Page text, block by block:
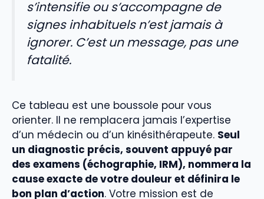
s’intensifie ou s’accompagne de
signes inhabituels n’est jamais à
ignorer. C’est un message, pas une
fatalité.
Ce tableau est une boussole pour vous
orienter. Il ne remplacera jamais l’expertise
d’un médecin ou d’un kinésithérapeute. Seul
un diagnostic précis, souvent appuyé par
des examens (échographie, IRM), nommera la
cause exacte de votre douleur et définira le
bon plan d’action. Votre mission est de